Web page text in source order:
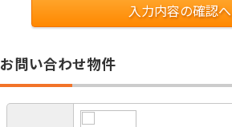
入力内容の確認へ
お問い合わせ物件